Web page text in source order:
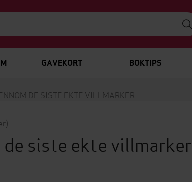
GAVEKORT BOKTIPS
DE SISTE EKTE VILLMARKER
de siste ekte villmarker